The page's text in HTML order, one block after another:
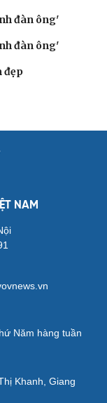
đêm khuya
cho bé
tâm hồn
đàn ông'
đàn ông'
đẹp
NAM
Năm hàng tuần
Khanh, Giang